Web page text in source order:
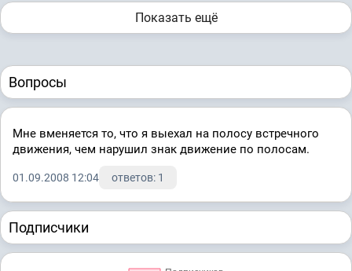
Показать ещё
Вопросы
Мне вменяется то, что я выехал на полосу встречного
движения, чем нарушил знак движение по полосам.
01.09.2008 12:04 ответов: 1
Подписчики